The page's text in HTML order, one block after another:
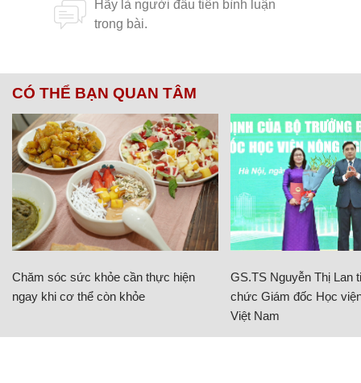
CÓ THỂ BẠN QUAN TÂM
Chăm sóc sức khỏe cần thực hiện
ngay khi cơ thể còn khỏe
GS.TS Nguyễn Thị Lan
chức Giám đốc Học
Việt Nam